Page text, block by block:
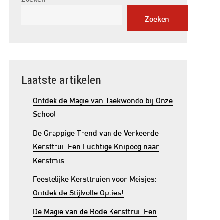
Zoeken
Laatste artikelen
Ontdek de Magie van Taekwondo bij Onze
School
De Grappige Trend van de Verkeerde
Kersttrui: Een Luchtige Knipoog naar
Kerstmis
Feestelijke Kersttruien voor Meisjes:
Ontdek de Stijlvolle Opties!
De Magie van de Rode Kersttrui: Een